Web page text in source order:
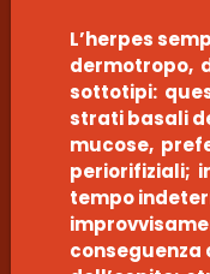
L’herpes
dermotropo,
sottotipi:
strati basali
mucose,
periorifiziali;
tempo
conseguenza